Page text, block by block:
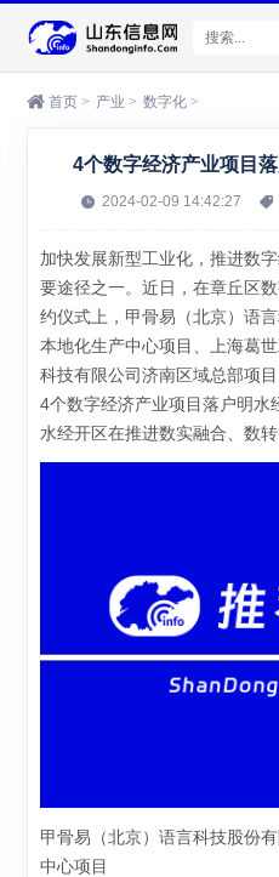
首页 > 产业 > 数字化 >
4个数字经济产业项目
2024-02-09 14:42:27
加快发展新型工业化，推进数
要途径之一。近日，在章丘区
约仪式上，甲骨易（北京）语
本地化生产中心项目、上海葛
科技有限公司济南区域总部项
4个数字经济产业项目落户明水
水经开区在推进数实融合、数
甲骨易（北京）语言科技股份
中心项目